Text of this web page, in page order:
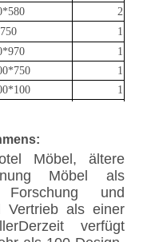
2
1
1
1
1
1
Möbel, ältere
Möbel als
Forschung und
Vertrieb als einer
verfügt